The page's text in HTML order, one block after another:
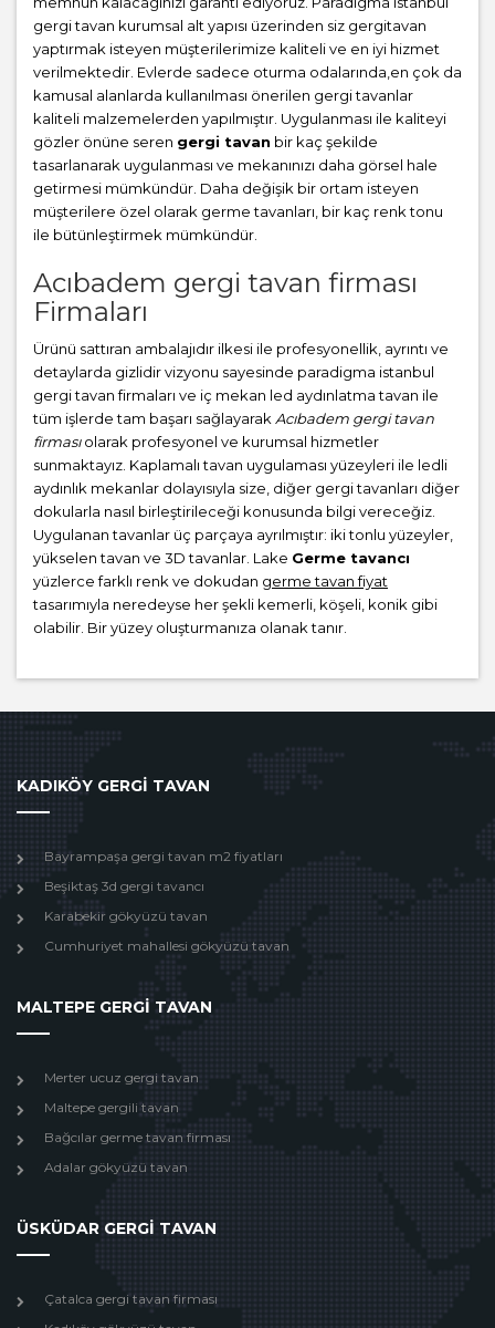
gergi tavan kurumsal alt yapısı üzerinden siz gergitavan
yaptırmak isteyen müşterilerimize kaliteli ve en iyi hizmet
verilmektedir. Evlerde sadece oturma odalarında,en çok da
kamusal alanlarda kullanılması önerilen gergi tavanlar
kaliteli malzemelerden yapılmıştır. Uygulanması ile kaliteyi
gözler önüne seren gergi tavan bir kaç şekilde
tasarlanarak uygulanması ve mekanınızı daha görsel hale
getirmesi mümkündür. Daha değişik bir ortam isteyen
müşterilere özel olarak germe tavanları, bir kaç renk tonu
ile bütünleştirmek mümkündür.
Acıbadem gergi tavan firması
Firmaları
Ürünü sattıran ambalajıdır ilkesi ile profesyonellik, ayrıntı ve
detaylarda gizlidir vizyonu sayesinde paradigma istanbul
gergi tavan firmaları ve iç mekan led aydınlatma tavan ile
tüm işlerde tam başarı sağlayarak Acıbadem gergi tavan
firmasıolarak profesyonel ve kurumsal hizmetler
sunmaktayız. Kaplamalı tavan uygulaması yüzeyleri ile ledli
aydınlık mekanlar dolayısıyla size, diğer gergi tavanları diğer
dokularla nasıl birleştirileceği konusunda bilgi vereceğiz.
Uygulanan tavanlar üç parçaya ayrılmıştır: iki tonlu yüzeyler,
yükselen tavan ve 3D tavanlar. Lake Germe tavancı
yüzlerce farklı renk ve dokudan germe tavan fiyat
tasarımıyla neredeyse her şekli kemerli, köşeli, konik gibi
olabilir. Bir yüzey oluşturmanıza olanak tanır.
KADIKÖY GERGİ TAVAN
Bayrampaşa gergi tavan m2 fiyatları
Beşiktaş 3d gergi tavancı
Karabekir gökyüzü tavan
Cumhuriyet mahallesi gökyüzü tavan
MALTEPE GERGİ TAVAN
Merter ucuz gergi tavan
Maltepe gergili tavan
Bağcılar germe tavan firması
Adalar gökyüzü tavan
ÜSKÜDAR GERGİ TAVAN
Çatalca gergi tavan firması